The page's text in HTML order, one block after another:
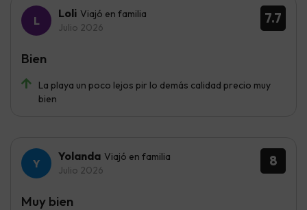
7.7
Loli Viajó en familia
Julio 2026
La playa un poco lejos pir lo demás calidad precio muy
bien
Bien
8
Yolanda Viajó en familia
Julio 2026
Muy bien